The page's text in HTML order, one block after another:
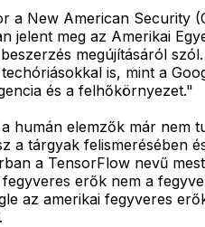
a New American
meg az Amerikai
megújításáról
is, mint a
és a felhőkörnyezet."
elemzők már nem
tárgyak felismerésében
a TensorFlow nevű
erők nem a
az amerikai fegyveres